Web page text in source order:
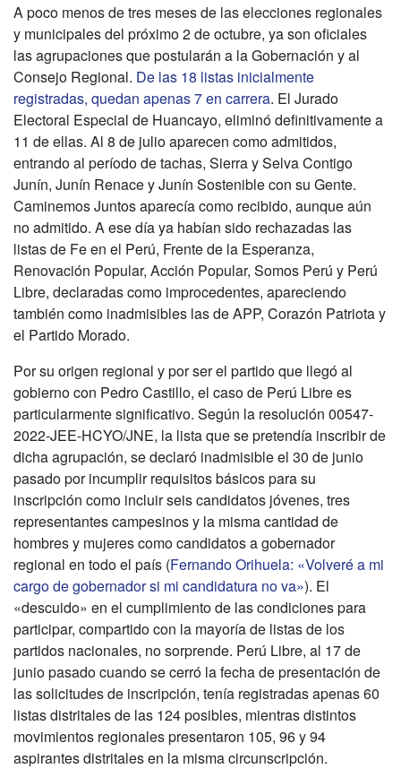
A poco menos de tres meses de las elecciones regionales
y municipales del próximo 2 de octubre, ya son oficiales
las agrupaciones que postularán a la Gobernación y al
Consejo Regional. De las 18 listas inicialmente
registradas, quedan apenas 7 en carrera. El Jurado
Electoral Especial de Huancayo, eliminó definitivamente a
11 de ellas. Al 8 de julio aparecen como admitidos,
entrando al período de tachas, Sierra y Selva Contigo
Junín, Junín Renace y Junín Sostenible con su Gente.
Caminemos Juntos aparecía como recibido, aunque aún
no admitido. A ese día ya habían sido rechazadas las
listas de Fe en el Perú, Frente de la Esperanza,
Renovación Popular, Acción Popular, Somos Perú y Perú
Libre, declaradas como improcedentes, apareciendo
también como inadmisibles las de APP, Corazón Patriota y
el Partido Morado.
Por su origen regional y por ser el partido que llegó al
gobierno con Pedro Castillo, el caso de Perú Libre es
particularmente significativo. Según la resolución 00547-
2022-JEE-HCYO/JNE, la lista que se pretendía inscribir de
dicha agrupación, se declaró inadmisible el 30 de junio
pasado por incumplir requisitos básicos para su
inscripción como incluir seis candidatos jóvenes, tres
representantes campesinos y la misma cantidad de
hombres y mujeres como candidatos a gobernador
regional en todo el país (Fernando Orihuela: «Volveré a mi
cargo de gobernador si mi candidatura no va»). El
«descuido» en el cumplimiento de las condiciones para
participar, compartido con la mayoría de listas de los
partidos nacionales, no sorprende. Perú Libre, al 17 de
junio pasado cuando se cerró la fecha de presentación de
las solicitudes de inscripción, tenía registradas apenas 60
listas distritales de las 124 posibles, mientras distintos
movimientos regionales presentaron 105, 96 y 94
aspirantes distritales en la misma circunscripción.